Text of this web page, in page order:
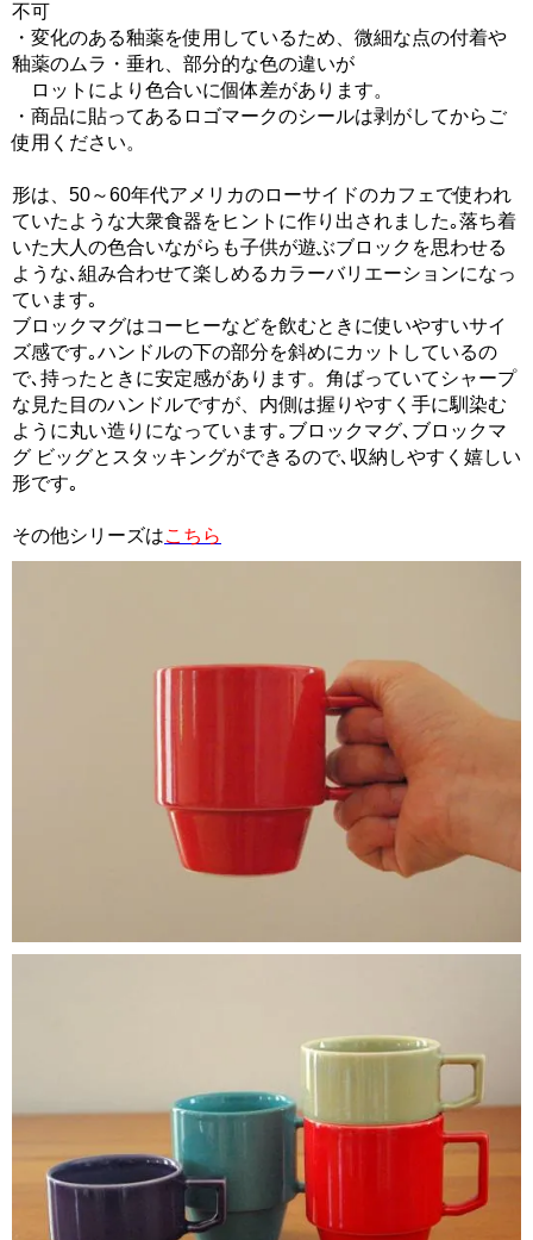
不可
・変化のある釉薬を使用しているため、微細な点の付着や
釉薬のムラ・垂れ、部分的な色の違いが
ロットにより色合いに個体差があります。
・商品に貼ってあるロゴマークのシールは剥がしてからご
使用ください。
形は、50～60年代アメリカのローサイドのカフェで使われ
ていたような大衆食器をヒントに作り出されました｡落ち着
いた大人の色合いながらも子供が遊ぶブロックを思わせる
ような､組み合わせて楽しめるカラーバリエーションになっ
ています｡
ブロックマグはコーヒーなどを飲むときに使いやすいサイ
ズ感です｡ハンドルの下の部分を斜めにカットしているの
で､持ったときに安定感があります。角ばっていてシャープ
な見た目のハンドルですが、内側は握りやすく手に馴染む
ように丸い造りになっています｡ブロックマグ､ブロックマ
グ ビッグとスタッキングができるので､収納しやすく嬉しい
形です｡
その他シリーズはこちら